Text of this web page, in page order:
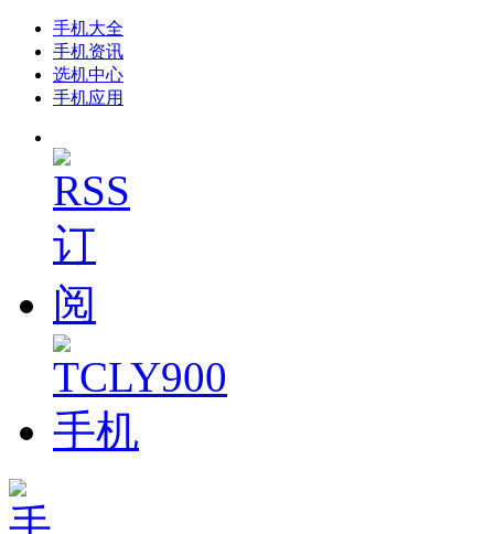
手机大全
手机资讯
选机中心
手机应用